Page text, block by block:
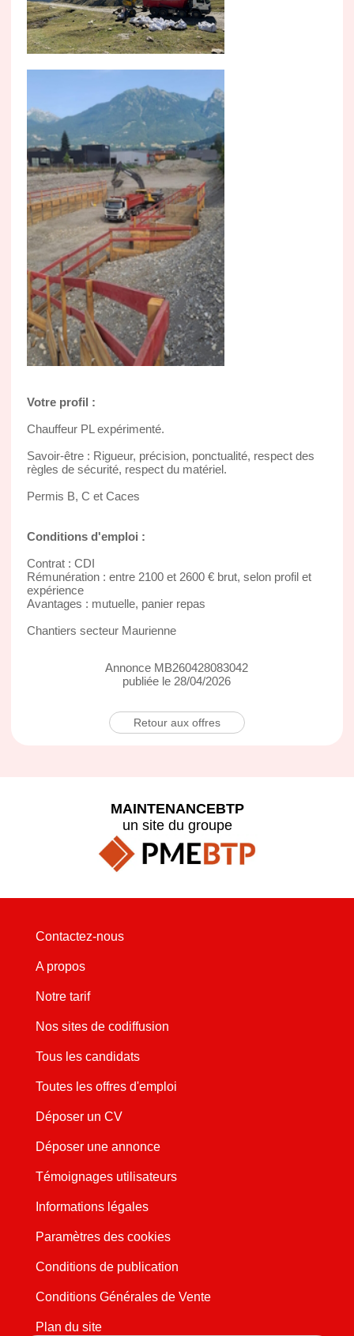
Votre profil :
Chauffeur PL expérimenté.
Savoir-être : Rigueur, précision, ponctualité, respect des
règles de sécurité, respect du matériel.
Permis B, C et Caces
Conditions d'emploi :
Contrat : CDI
Rémunération : entre 2100 et 2600 € brut, selon profil et
expérience
Avantages : mutuelle, panier repas
Chantiers secteur Maurienne
Annonce MB260428083042
publiée le 28/04/2026
Retour aux offres
MAINTENANCEBTP
un site du groupe
Contactez-nous
A propos
Notre tarif
Nos sites de codiffusion
Tous les candidats
Toutes les offres d'emploi
Déposer un CV
Déposer une annonce
Témoignages utilisateurs
Informations légales
Paramètres des cookies
Conditions de publication
Conditions Générales de Vente
Plan du site